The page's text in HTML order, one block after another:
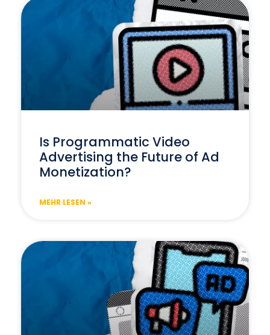
Is Programmatic Video
Advertising the Future of Ad
Monetization?
MEHR LESEN »